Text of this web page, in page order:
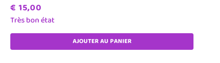
€ 15,00
Très bon état
AJOUTER AU PANIER